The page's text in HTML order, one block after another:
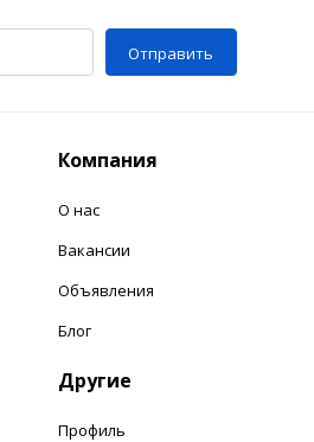
Отправить
Компания
О нас
Вакансии
Объявления
Блог
Другие
Профиль